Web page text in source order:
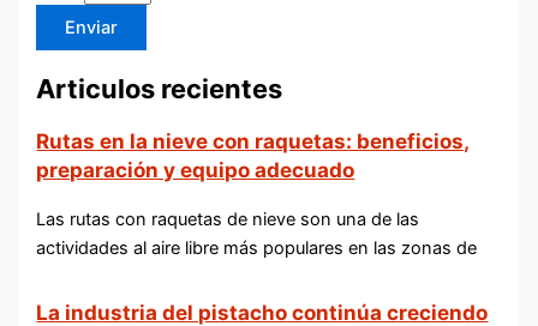
Enviar
Articulos recientes
Rutas en la nieve con raquetas: beneficios,
preparación y equipo adecuado
Las rutas con raquetas de nieve son una de las
actividades al aire libre más populares en las zonas de
La industria del pistacho continúa creciendo